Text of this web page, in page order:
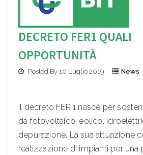
DECRETO FER1 QUALI
OPPORTUNITÀ
Posted By 10 Luglio 2019 News
Il decreto FER 1 nasce per
da fotovoltaico, eolico,
depurazione. La sua attuazione
realizzazione di impianti per una